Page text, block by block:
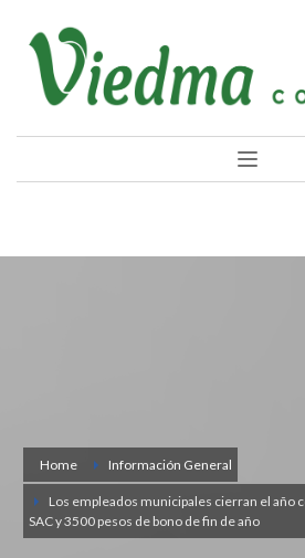
Home Información General
Los empleados municipales cierran el año
SAC y 3500 pesos de bono de fin de año